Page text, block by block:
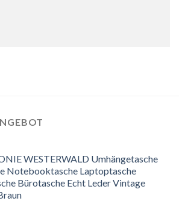
WESTERWALD Umhängetasche
Notebooktasche Laptoptasche
Bürotasche Echt Leder Vintage